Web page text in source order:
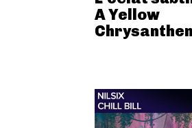
A Yellow